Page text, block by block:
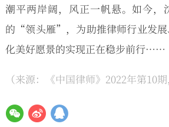
潮平两岸阔，风正一帆悬。如今，
的“领头雁”，为助推律师行业发展
化美好愿景的实现正在稳步前行……
（来源：《中国律师》2022年第10